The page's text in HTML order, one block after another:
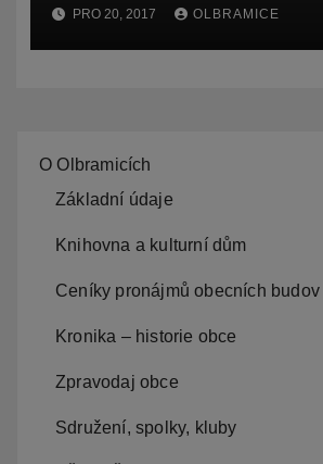
PRO 20, 2017 OLBRAMICE
O Olbramicích
Základní údaje
Knihovna a kulturní dům
Ceníky pronájmů obecních budov
Kronika – historie obce
Zpravodaj obce
Sdružení, spolky, kluby